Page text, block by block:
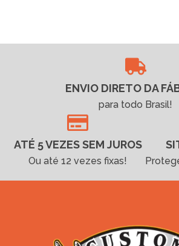
ENVIO DIRETO DA
para todo Brasil!
ATÉ 5 VEZES SEM JUROS
Ou até 12 vezes fixas!